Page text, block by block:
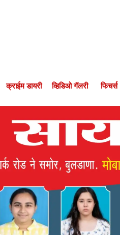
क्राईम डायरी व्हिडिओ गॅलरी फिचर्स